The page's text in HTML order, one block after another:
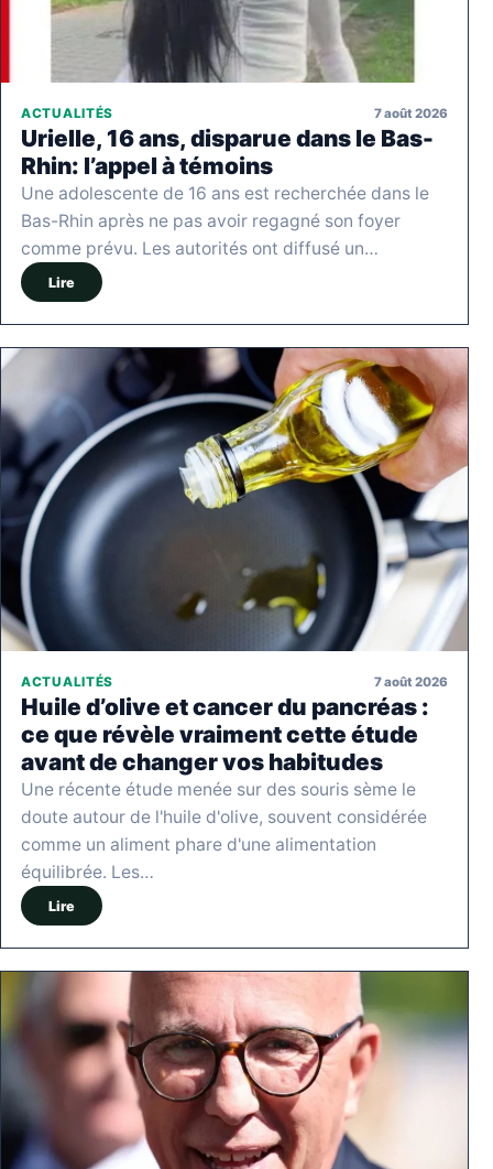
ACTUALITÉS 7 août 2026
Urielle, 16 ans, disparue dans le Bas-
Rhin: l’appel à témoins
Une adolescente de 16 ans est recherchée dans le
Bas-Rhin après ne pas avoir regagné son foyer
comme prévu. Les autorités ont diffusé un…
Lire
ACTUALITÉS 7 août 2026
Huile d’olive et cancer du pancréas :
ce que révèle vraiment cette étude
avant de changer vos habitudes
Une récente étude menée sur des souris sème le
doute autour de l'huile d'olive, souvent considérée
comme un aliment phare d'une alimentation
équilibrée. Les…
Lire